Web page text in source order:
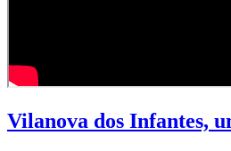
Vilanova dos Infantes,